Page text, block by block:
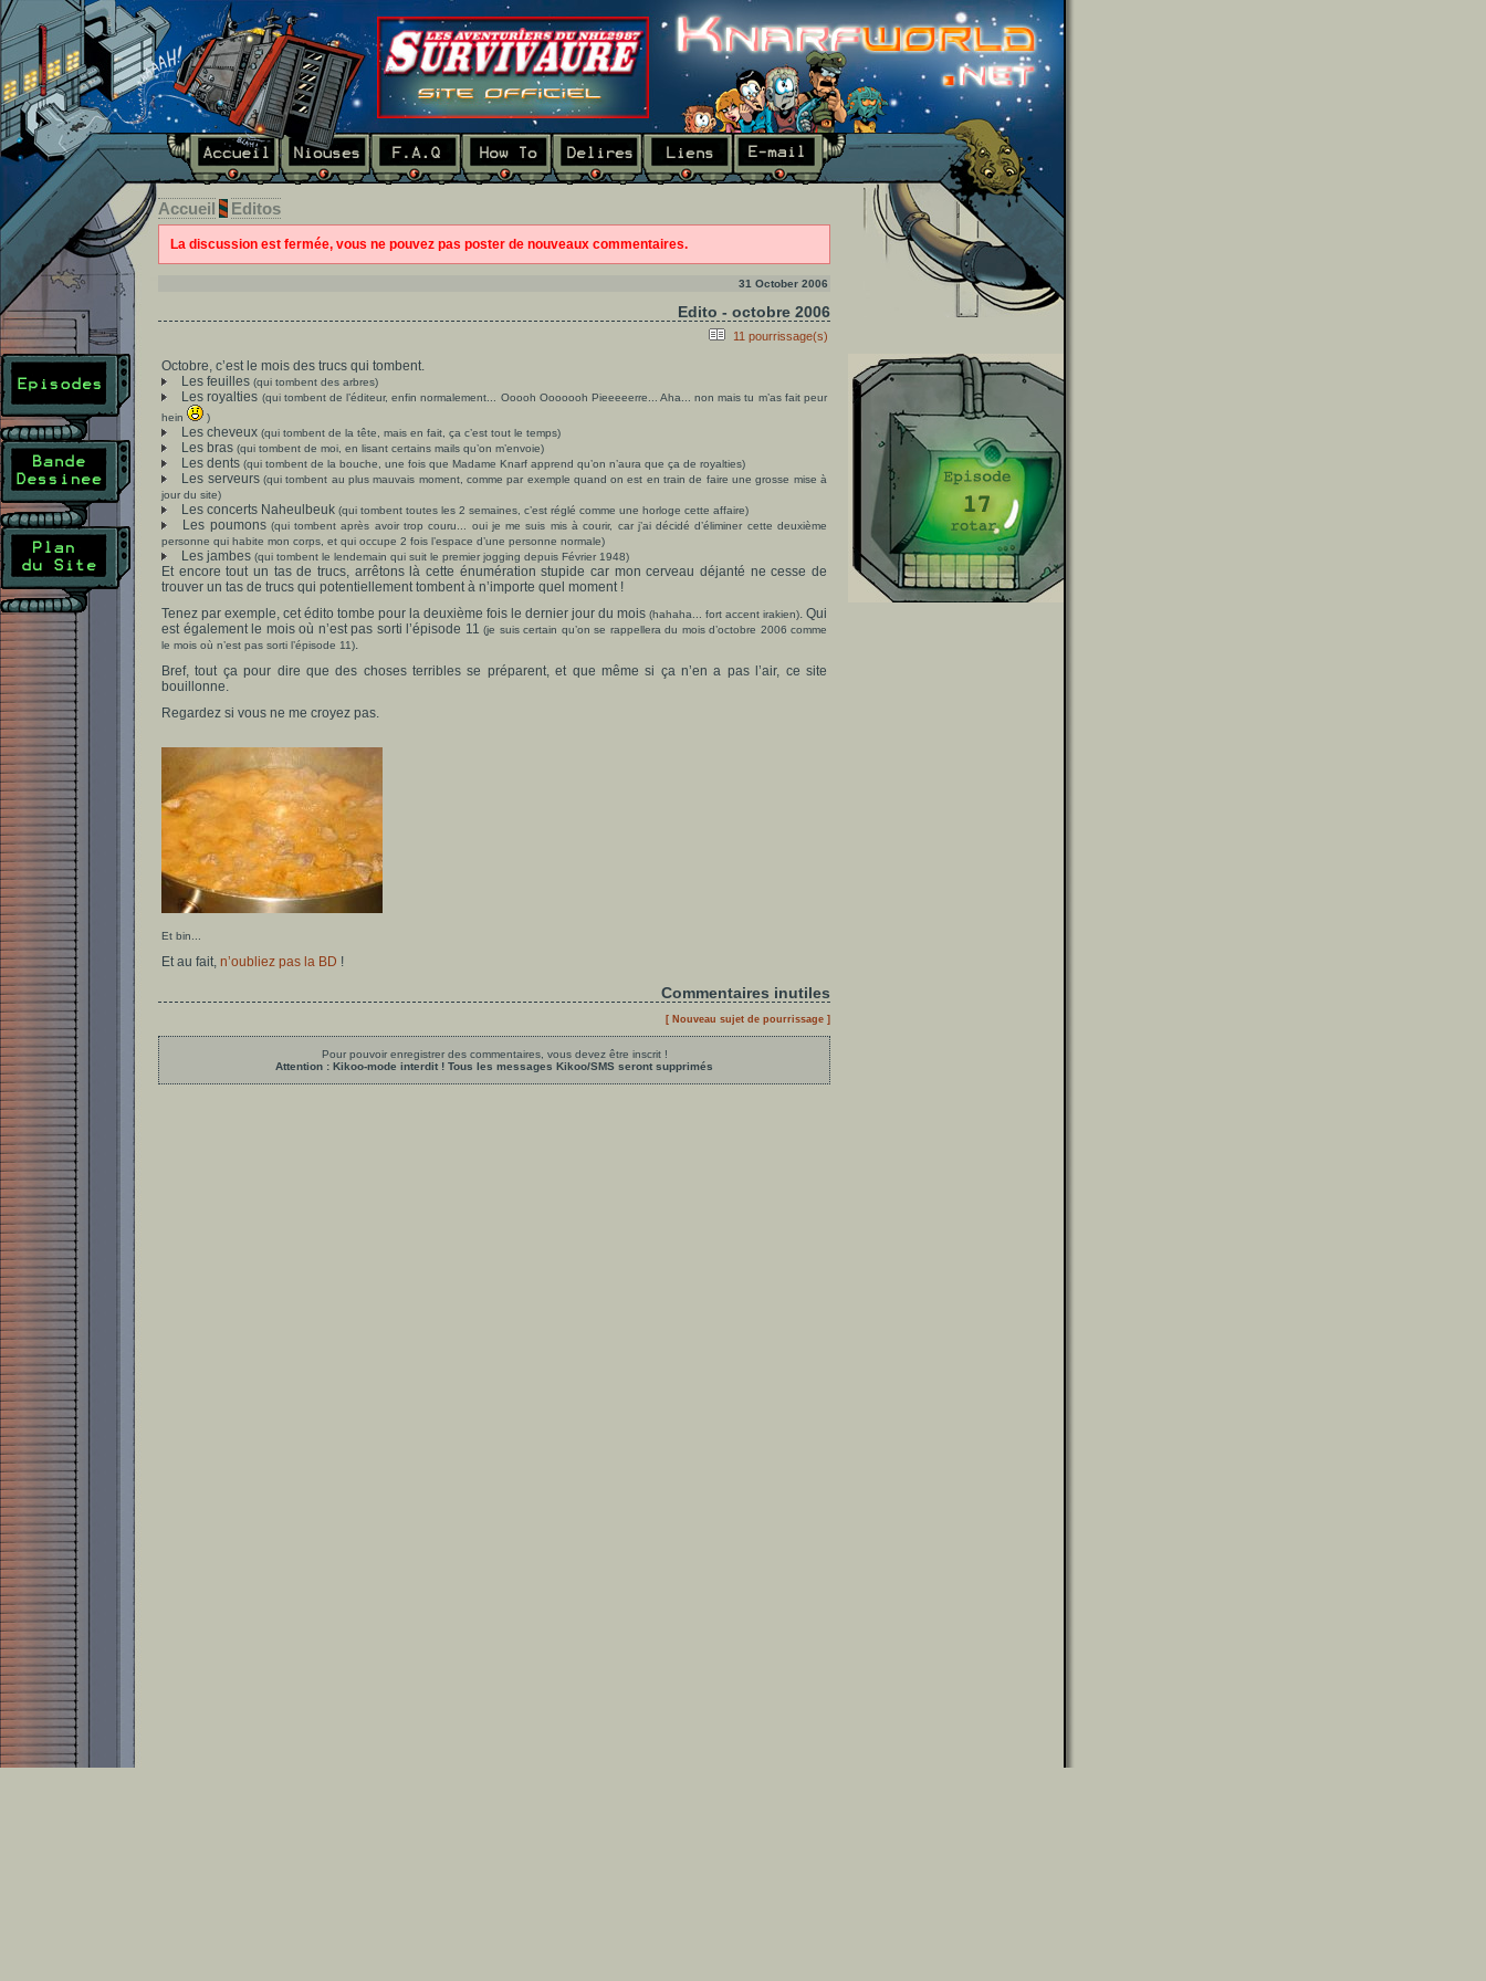
Accueil Editos
La discussion est fermée, vous ne pouvez pas poster de nouveaux commentaires.
31 October 2006
Edito - octobre 2006
11 pourrissage(s)
Octobre, c’est le mois des trucs qui tombent.
Les feuilles (qui tombent des arbres)
Les royalties (qui tombent de l’éditeur, enfin normalement... Ooooh Ooooooh Pieeeeerre... Aha... non mais tu m’as fait peur
hein
)
Les cheveux (qui tombent de la tête, mais en fait, ça c’est tout le temps)
Les bras (qui tombent de moi, en lisant certains mails qu’on m’envoie)
Les dents (qui tombent de la bouche, une fois que Madame Knarf apprend qu’on n’aura que ça de royalties)
Les serveurs (qui tombent au plus mauvais moment, comme par exemple quand on est en train de faire une grosse mise à
jour du site)
Les concerts Naheulbeuk (qui tombent toutes les 2 semaines, c’est réglé comme une horloge cette affaire)
Les poumons (qui tombent après avoir trop couru... oui je me suis mis à courir, car j’ai décidé d’éliminer cette deuxième
personne qui habite mon corps, et qui occupe 2 fois l’espace d’une personne normale)
Les jambes (qui tombent le lendemain qui suit le premier jogging depuis Février 1948)
Et encore tout un tas de trucs, arrêtons là cette énumération stupide car mon cerveau déjanté ne cesse de
trouver un tas de trucs qui potentiellement tombent à n’importe quel moment !
Tenez par exemple, cet édito tombe pour la deuxième fois le dernier jour du mois (hahaha... fort accent irakien). Qui
est également le mois où n’est pas sorti l’épisode 11 (je suis certain qu’on se rappellera du mois d’octobre 2006 comme
le mois où n’est pas sorti l’épisode 11).
Bref, tout ça pour dire que des choses terribles se préparent, et que même si ça n’en a pas l’air, ce site
bouillonne.
Regardez si vous ne me croyez pas.
Et bin...
Et au fait, n’oubliez pas la BD !
Commentaires inutiles
[ Nouveau sujet de pourrissage ]
Pour pouvoir enregistrer des commentaires, vous devez être inscrit !
Attention : Kikoo-mode interdit ! Tous les messages Kikoo/SMS seront supprimés